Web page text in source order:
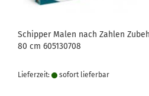
Schipper Malen nach Zahlen
80 cm 605130708
Lieferzeit: sofort lie­fer­bar